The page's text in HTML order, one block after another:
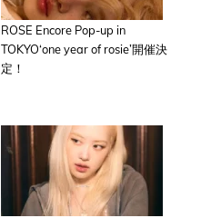
ROSE Encore Pop-up in
TOKYO‘one year of rosie’開催決
定！